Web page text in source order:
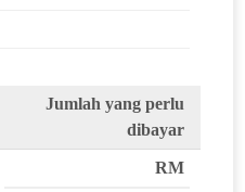
Jumlah yang perlu
dibayar
RM